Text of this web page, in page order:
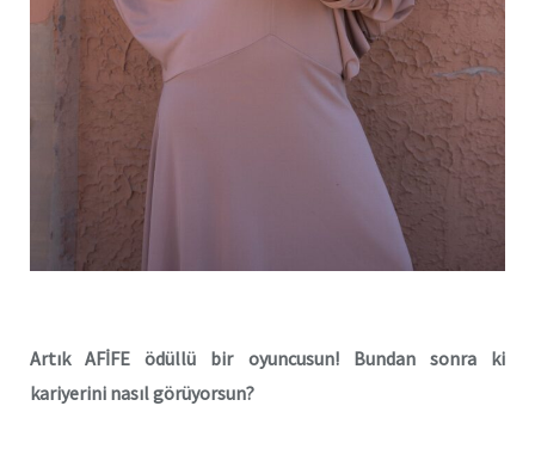
Artık AFİFE ödüllü bir oyuncusun! Bundan sonra ki
kariyerini nasıl görüyorsun?